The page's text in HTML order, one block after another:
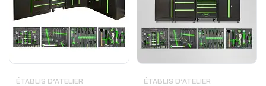
ÉTABLIS D’ATELIER ÉTABLIS D’ATELIER